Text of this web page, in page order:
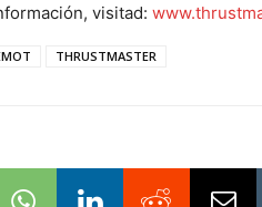
visitad:
THRUSTMASTER